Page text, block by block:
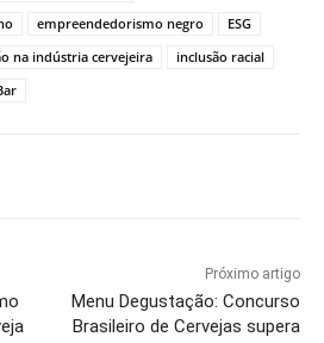
empreendedorismo negro
ESG
na indústria cervejeira
inclusão racial
Próximo artigo
Menu Degustação: Concurso
Brasileiro de Cervejas supera